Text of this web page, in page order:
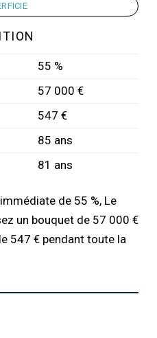
55 %
57 000 €
547 €
85 ans
81 ans
de 55 %, Le
un bouquet de 57 000 €
547 € pendant toute la